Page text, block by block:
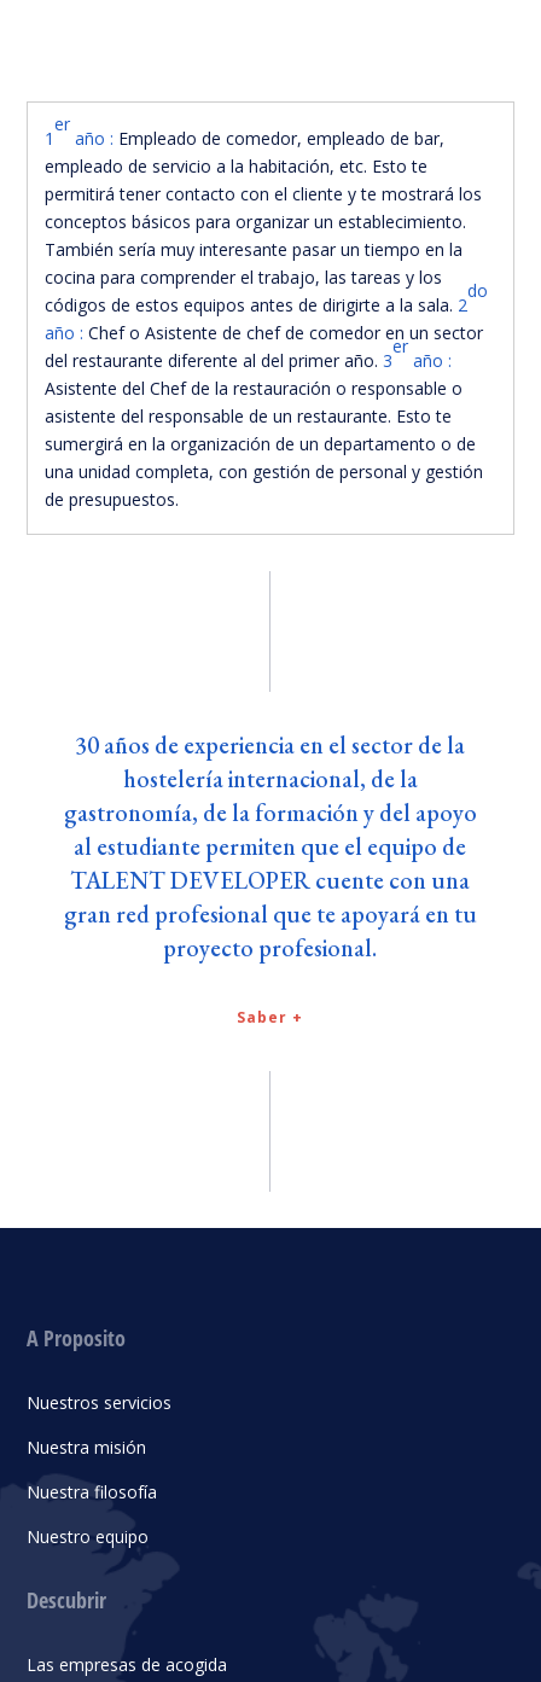
1
er
año : Empleado de comedor, empleado de bar,
empleado de servicio a la habitación, etc. Esto te
permitirá tener contacto con el cliente y te mostrará los
conceptos básicos para organizar un establecimiento.
También sería muy interesante pasar un tiempo en la
cocina para comprender el trabajo, las tareas y los
códigos de estos equipos antes de dirigirte a la sala. 2
do
año : Chef o Asistente de chef de comedor en un sector
del restaurante diferente al del primer año. 3
er
año :
Asistente del Chef de la restauración o responsable o
asistente del responsable de un restaurante. Esto te
sumergirá en la organización de un departamento o de
una unidad completa, con gestión de personal y gestión
de presupuestos.
30 años de experiencia en el sector de la
hostelería internacional, de la
gastronomía, de la formación y del apoyo
al estudiante permiten que el equipo de
TALENT DEVELOPER cuente con una
gran red profesional que te apoyará en tu
proyecto profesional.
Saber +
A Proposito
Nuestros servicios
Nuestra misión
Nuestra filosofía
Nuestro equipo
Descubrir
Las empresas de acogida